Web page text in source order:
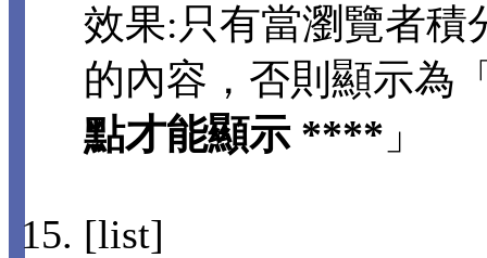
效果:只有當瀏覽者積
的內容，否則顯示為
點才能顯示 **** 」
[list]